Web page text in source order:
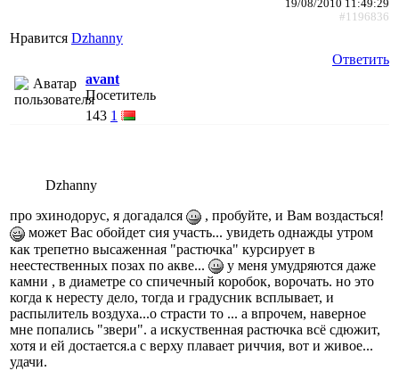
19/08/2010 11:49:29
#1196836
Нравится Dzhanny
Ответить
avant
Посетитель
143 1
Dzhanny
про эхинодорус, я догадался
, пробуйте, и Вам воздасться!
может Вас обойдет сия участь... увидеть однажды утром
как трепетно высаженная "растючка" курсирует в
неестественных позах по акве...
у меня умудряются даже
камни , в диаметре со спичечный коробок, ворочать. но это
когда к нересту дело, тогда и градусник всплывает, и
распылитель воздуха...о страсти то ... а впрочем, наверное
мне попались "звери". а искуственная растючка всё сдюжит,
хотя и ей достается.а с верху плавает риччия, вот и живое...
удачи.